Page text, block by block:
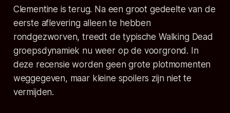
Clementine is terug. Na een groot gedeelte van de
eerste aflevering alleen te hebben
rondgezworven, treedt de typische Walking Dead
groepsdynamiek nu weer op de voorgrond. In
deze recensie worden geen grote plotmomenten
weggegeven, maar kleine spoilers zijn niet te
vermijden.